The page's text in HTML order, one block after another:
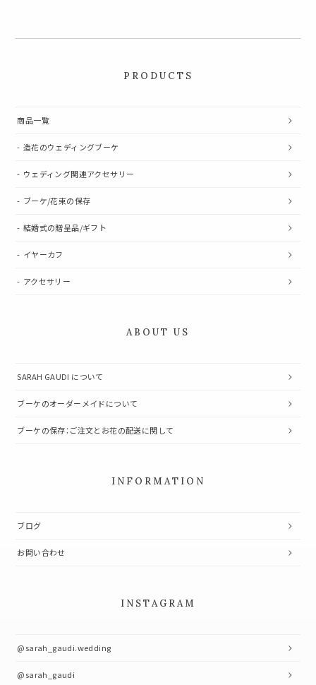
PRODUCTS
商品一覧
造花のウェディングブーケ
ウェディング関連アクセサリー
ブーケ/花束の保存
結婚式の贈呈品/ギフト
イヤーカフ
アクセサリー
ABOUT US
SARAH GAUDI について
ブーケのオーダーメイドについて
ブーケの保存：ご注文とお花の配送に関して
INFORMATION
ブログ
お問い合わせ
INSTAGRAM
@sarah_gaudi.wedding
@sarah_gaudi